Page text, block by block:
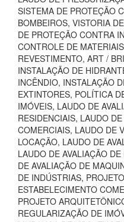
SISTEMA DE PROTEÇÃO
BOMBEIROS, VISTORIA
DE PROTEÇÃO CONTRA
CONTROLE DE
REVESTIMENTO, ART /
INSTALAÇÃO DE
INCÊNDIO, INSTALAÇÃO
EXTINTORES, POLÍTICA
IMÓVEIS, LAUDO DE
RESIDENCIAIS, LAUDO
COMERCIAIS, LAUDO DE
LOCAÇÃO, LAUDO DE
LAUDO DE AVALIAÇÃO
DE AVALIAÇÃO DE
DE INDÚSTRIAS,
ESTABELECIMENTO
PROJETO
REGULARIZAÇÃO DE